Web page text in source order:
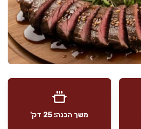
משך הכנה: 25 דק'